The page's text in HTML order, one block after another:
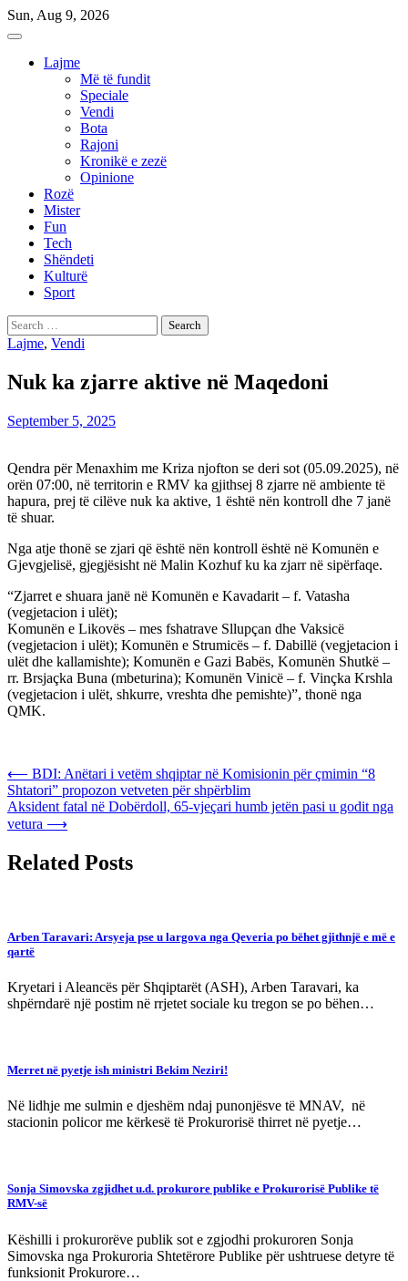
Skip
to
Sun, Aug 9, 2026
Lajme
Më të fundit
Speciale
Vendi
Bota
Rajoni
Kronikë e zezë
Opinione
Rozë
Mister
Fun
Tech
Shëndeti
Kulturë
Sport
Search
for:
Lajme, Vendi
Nuk ka zjarre aktive në Maqedoni
September 5, 2025
Qendra për Menaxhim me Kriza njofton se deri sot (05.09.2025), në
orën 07:00, në territorin e RMV ka gjithsej 8 zjarre në ambiente të
hapura, prej të cilëve nuk ka aktive, 1 është nën kontroll dhe 7 janë
të shuar.
Nga atje thonë se zjari që është nën kontroll është në Komunën e
Gjevgjelisë, gjegjësisht në Malin Kozhuf ku ka zjarr në sipërfaqe.
“Zjarret e shuara janë në Komunën e Kavadarit – f. Vatasha
(vegjetacion i ulët);
Komunën e Likovës – mes fshatrave Sllupçan dhe Vaksicë
(vegjetacion i ulët); Komunën e Strumicës – f. Dabillë (vegjetacion i
ulët dhe kallamishte); Komunën e Gazi Babës, Komunën Shutkë –
rr. Brsjaçka Buna (mbeturina); Komunën Vinicë – f. Vinçka Krshla
(vegjetacion i ulët, shkurre, vreshta dhe pemishte)”, thonë nga
QMK.
Post
navigation
⟵ BDI: Anëtari i vetëm shqiptar në Komisionin për çmimin “8
Shtatori” propozon vetveten për shpërblim
Aksident fatal në Dobërdoll, 65-vjeçari humb jetën pasi u godit nga
vetura ⟶
Related Posts
Arben Taravari: Arsyeja pse u largova nga Qeveria po bëhet gjithnjë e më e
qartë
Kryetari i Aleancës për Shqiptarët (ASH), Arben Taravari, ka
shpërndarë një postim në rrjetet sociale ku tregon se po bëhen…
Merret në pyetje ish ministri Bekim Neziri!
Në lidhje me sulmin e djeshëm ndaj punonjësve të MNAV, në
stacionin policor me kërkesë të Prokurorisë thirret në pyetje…
Sonja Simovska zgjidhet u.d. prokurore publike e Prokurorisë Publike të
RMV-së
Këshilli i prokurorëve publik sot e zgjodhi prokuroren Sonja
Simovska nga Prokuroria Shtetërore Publike për ushtruese detyre të
funksionit Prokurore…